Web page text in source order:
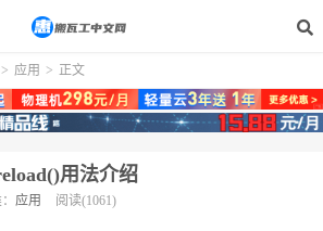
> 应用 > 正文
用法介绍
应用 阅读(1061)